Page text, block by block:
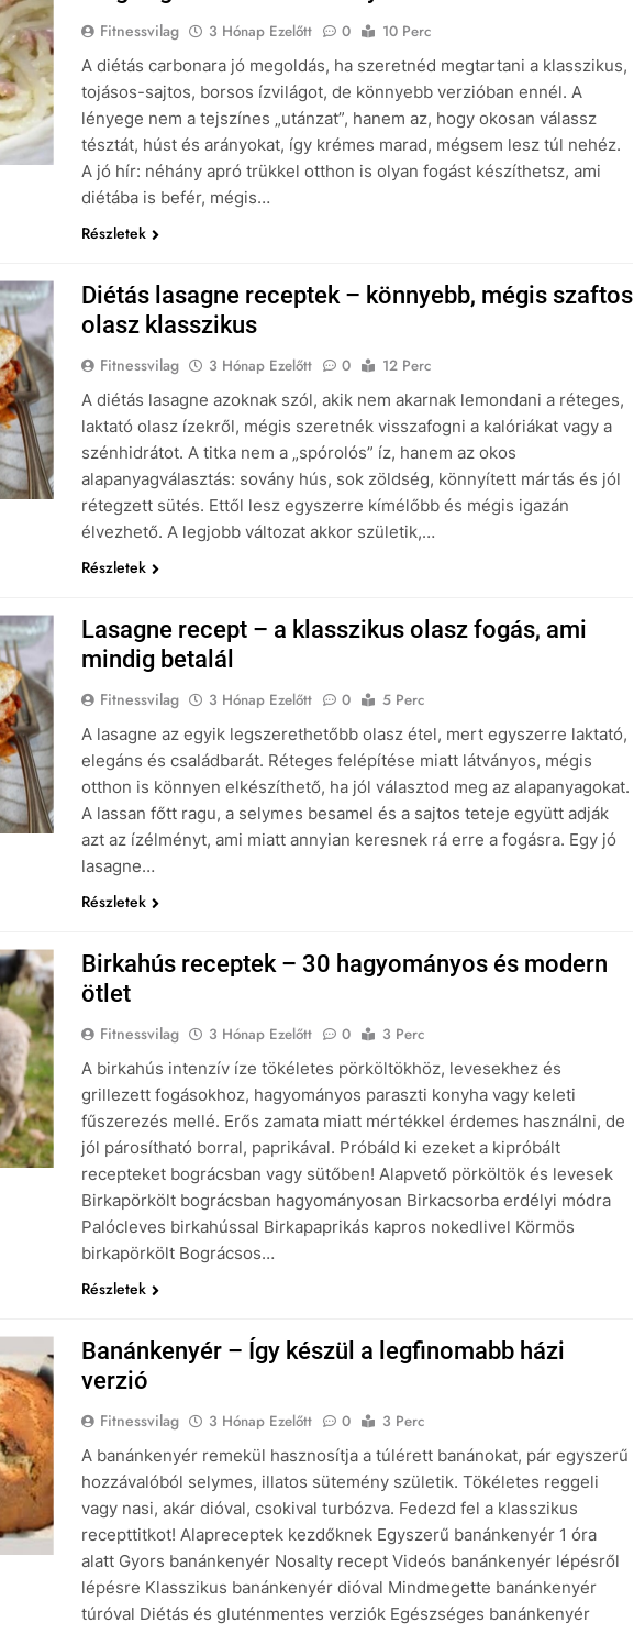
Fitnessvilag 3 Hónap Ezelőtt 0
10 Perc
A diétás carbonara jó megoldás, ha szeretnéd megtartani a klasszikus,
tojásos-sajtos, borsos ízvilágot, de könnyebb verzióban ennél. A
lényege nem a tejszínes „utánzat”, hanem az, hogy okosan válassz
tésztát, húst és arányokat, így krémes marad, mégsem lesz túl nehéz.
A jó hír: néhány apró trükkel otthon is olyan fogást készíthetsz, ami
diétába is befér, mégis…
Részletek
Diétás lasagne receptek – könnyebb, mégis szaftos
olasz klasszikus
Fitnessvilag 3 Hónap Ezelőtt 0
12 Perc
A diétás lasagne azoknak szól, akik nem akarnak lemondani a réteges,
laktató olasz ízekről, mégis szeretnék visszafogni a kalóriákat vagy a
szénhidrátot. A titka nem a „spórolós” íz, hanem az okos
alapanyagválasztás: sovány hús, sok zöldség, könnyített mártás és jól
rétegzett sütés. Ettől lesz egyszerre kímélőbb és mégis igazán
élvezhető. A legjobb változat akkor születik,…
Részletek
Lasagne recept – a klasszikus olasz fogás, ami
mindig betalál
Fitnessvilag 3 Hónap Ezelőtt 0
5 Perc
A lasagne az egyik legszerethetőbb olasz étel, mert egyszerre laktató,
elegáns és családbarát. Réteges felépítése miatt látványos, mégis
otthon is könnyen elkészíthető, ha jól választod meg az alapanyagokat.
A lassan főtt ragu, a selymes besamel és a sajtos teteje együtt adják
azt az ízélményt, ami miatt annyian keresnek rá erre a fogásra. Egy jó
lasagne…
Részletek
Birkahús receptek – 30 hagyományos és modern
ötlet
Fitnessvilag 3 Hónap Ezelőtt 0
3 Perc
A birkahús intenzív íze tökéletes pörköltökhöz, levesekhez és
grillezett fogásokhoz, hagyományos paraszti konyha vagy keleti
fűszerezés mellé. Erős zamata miatt mértékkel érdemes használni, de
jól párosítható borral, paprikával. Próbáld ki ezeket a kipróbált
recepteket bográcsban vagy sütőben! Alapvető pörköltök és levesek
Birkapörkölt bográcsban hagyományosan Birkacsorba erdélyi módra
Palócleves birkahússal Birkapaprikás kapros nokedlivel Körmös
birkapörkölt Bográcsos…
Részletek
Banánkenyér – Így készül a legfinomabb házi
verzió
Fitnessvilag 3 Hónap Ezelőtt 0
3 Perc
A banánkenyér remekül hasznosítja a túlérett banánokat, pár egyszerű
hozzávalóból selymes, illatos sütemény születik. Tökéletes reggeli
vagy nasi, akár dióval, csokival turbózva. Fedezd fel a klasszikus
recepttitkot! Alapreceptek kezdőknek Egyszerű banánkenyér 1 óra
alatt Gyors banánkenyér Nosalty recept Videós banánkenyér lépésről
lépésre Klasszikus banánkenyér dióval Mindmegette banánkenyér
túróval Diétás és gluténmentes verziók Egészséges banánkenyér